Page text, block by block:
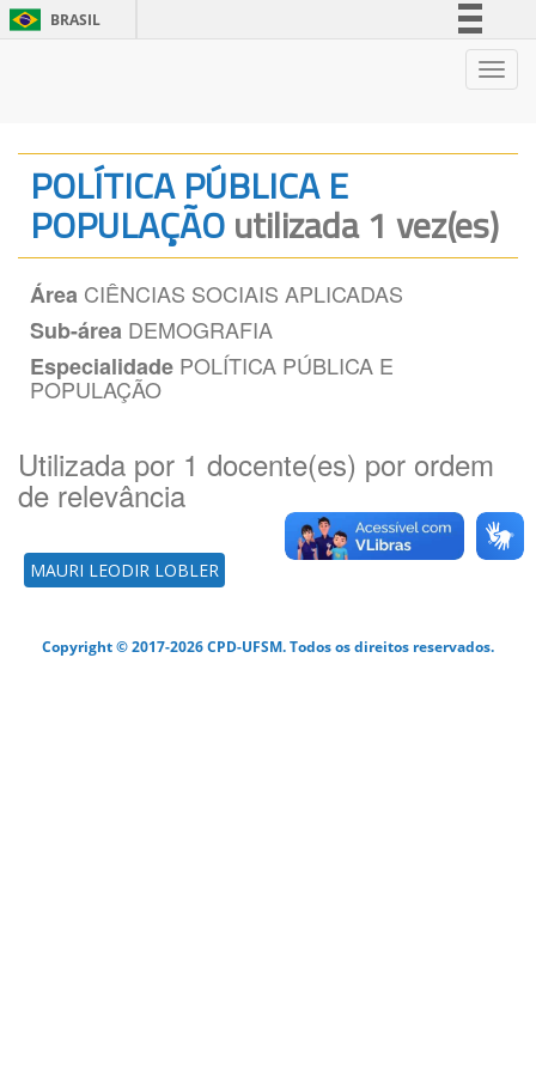
BRASIL
Legislação
Canais
POLÍTICA PÚBLICA E
POPULAÇÃOutilizada 1 vez(es)
Área CIÊNCIAS SOCIAIS APLICADAS
Sub-área DEMOGRAFIA
Especialidade POLÍTICA PÚBLICA E
POPULAÇÃO
Utilizada por 1 docente(es) por ordem
de relevância
MAURI LEODIR LOBLER
Copyright © 2017-2026 CPD-UFSM. Todos os direitos reservados.